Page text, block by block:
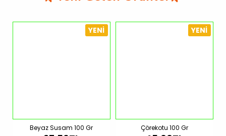
YENI
Beyaz Susam 100 Gr
YENI
Çörekotu 100 Gr